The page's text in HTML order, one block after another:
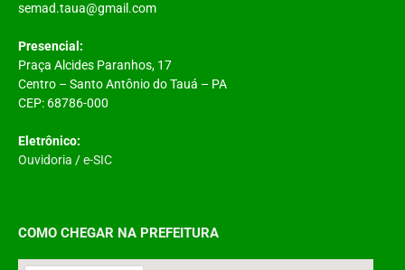
semad.taua@gmail.com
Presencial:
Praça Alcides Paranhos, 17
Centro – Santo Antônio do Tauá – PA
CEP: 68786-000
Eletrônico:
Ouvidoria /e-SIC
COMO CHEGAR NA PREFEITURA